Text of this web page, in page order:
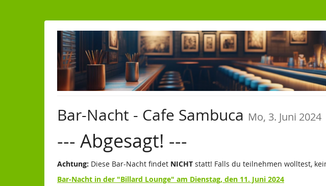
Bar-Nacht - Cafe Sambuca Mo, 3. Juni 2024
--- Abgesagt! ---
Achtung: Diese Bar-Nacht findet NICHT statt! Falls du teilnehmen wolltest,
Bar-Nacht in der "Billard Lounge" am Dienstag, den 11. Juni 2024